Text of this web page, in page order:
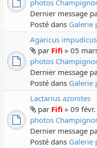
photos
Dernier message
Posté dans Galerie
Agaricus impudicus
par Fifi » 05
photos
Dernier message
Posté dans Galerie
Lactarius azonites
par Fifi » 09
photos
Dernier message
Posté dans Galerie